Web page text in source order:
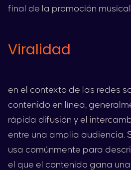
final de la promoción
Viralidad
en el contexto de las redes
contenido en línea,
rápida difusión y el
entre una amplia audiencia.
usa comúnmente para
el que el contenido gana